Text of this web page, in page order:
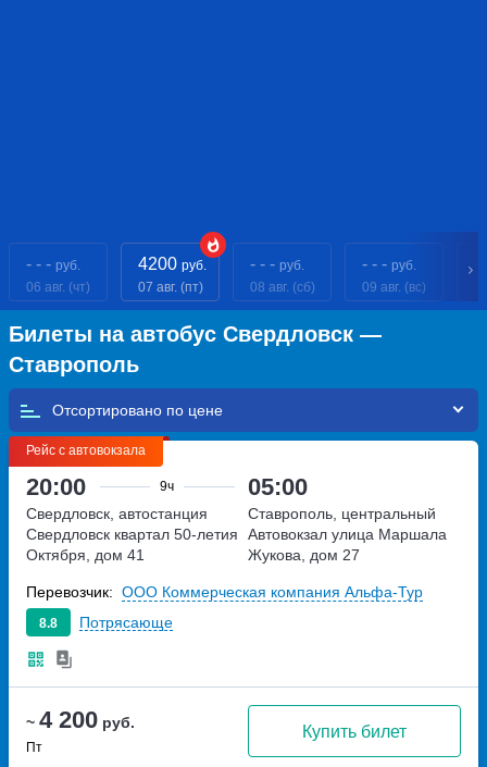
- - - руб.
06 авг. (чт)
4200 руб.
07 авг. (пт)
- - - руб.
08 авг. (сб)
- - - руб.
09 авг. (вс)
Билеты на автобус Свердловск —
Ставрополь
Отсортировано по
Рейс с автовокзала
20:00 9ч 05:00
~ 4 200 руб.
Пт
Купить билет
Свердловск, автостанция
Свердловск квартал 50-летия
Октября, дом 41
Ставрополь, центральный
Автовокзал улица Маршала
Жукова, дом 27
8.8 Потрясающе
Перевозчик: ООО Коммерческая компания Альфа-Тур